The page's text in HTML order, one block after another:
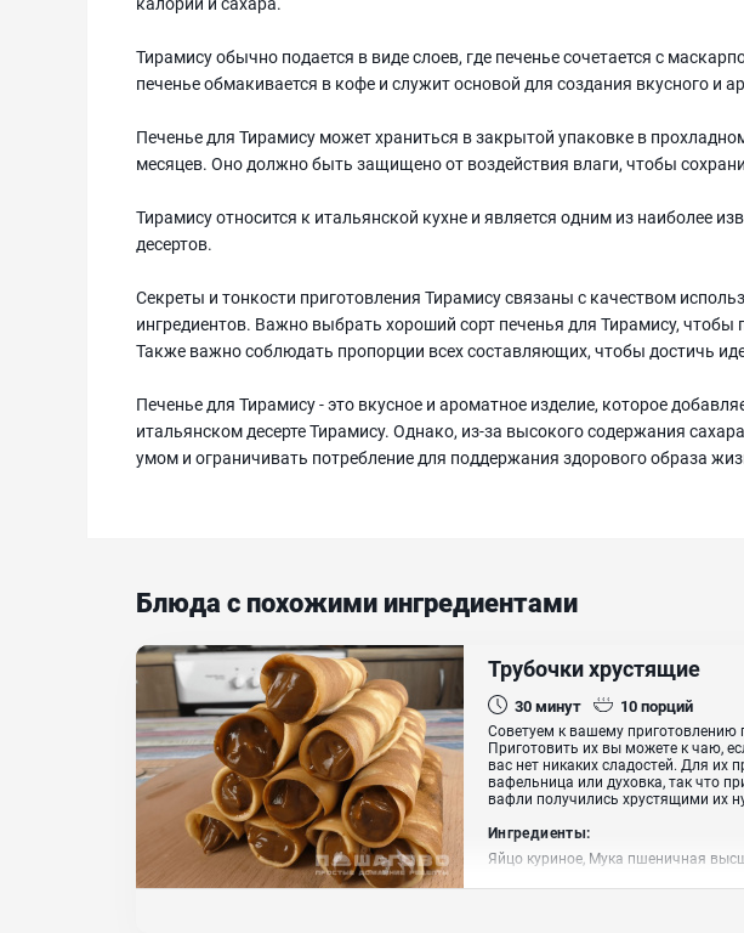
Тирамису обычно подается в виде слоев, где печенье сочетается с
печенье обмакивается в кофе и служит основой для создания вкусного и
Печенье для Тирамису может храниться в закрытой упаковке в
месяцев. Оно должно быть защищено от воздействия влаги, чтобы
Тирамису относится к итальянской кухне и является одним из наиболее
десертов.
Секреты и тонкости приготовления Тирамису связаны с качеством
ингредиентов. Важно выбрать хороший сорт печенья для Тирамису, чтобы
Также важно соблюдать пропорции всех составляющих, чтобы достичь
Печенье для Тирамису - это вкусное и ароматное изделие, которое
итальянском десерте Тирамису. Однако, из-за высокого содержания
умом и ограничивать потребление для поддержания здорового образа
Блюда с похожими ингредиентами
Трубочки хрустящие
30минут 10порций
Советуем к вашему приготовлению
Приготовить их вы можете к чаю,
вас нет никаких сладостей. Для их
вафельница или духовка, так что
вафли получились хрустящими их
Ингредиенты:
Яйцо куриное, Мука пшеничная